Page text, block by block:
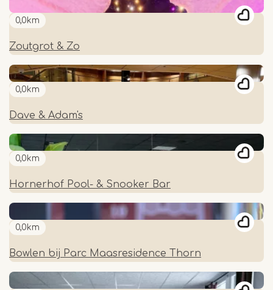
0,0km
Zoutgrot & Zo
0,0km
Dave & Adam's
0,0km
Hornerhof Pool- & Snooker Bar
0,0km
Bowlen bij Parc Maasresidence Thorn